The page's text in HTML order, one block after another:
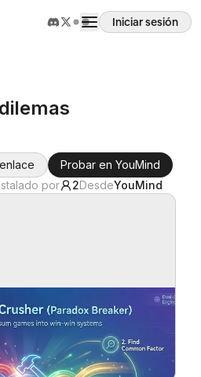
Iniciar sesión
Probar en YouMind
por 2DesdeYouMind